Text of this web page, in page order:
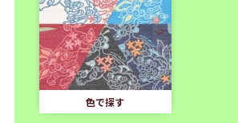
色で探す